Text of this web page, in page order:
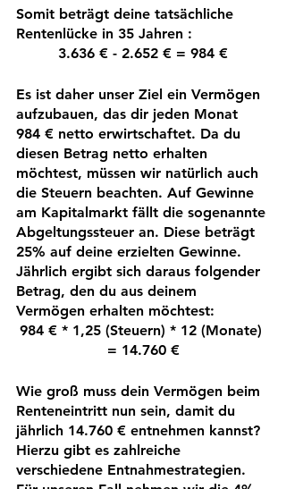
Somit beträgt deine tatsächliche
Rentenlücke in 35 Jahren :
3.636 € - 2.652 € = 984 €
Es ist daher unser Ziel ein Vermögen
aufzubauen, das dir jeden Monat
984 € netto erwirtschaftet. Da du
diesen Betrag netto erhalten
möchtest, müssen wir natürlich auch
die Steuern beachten. Auf Gewinne
am Kapitalmarkt fällt die sogenannte
Abgeltungssteuer an. Diese beträgt
25% auf deine erzielten Gewinne.
Jährlich ergibt sich daraus folgender
Betrag, den du aus deinem
Vermögen erhalten möchtest:
984 € * 1,25 (Steuern) * 12 (Monate)
= 14.760 €
Wie groß muss dein Vermögen beim
Renteneintritt nun sein, damit du
jährlich 14.760 € entnehmen kannst?
Hierzu gibt es zahlreiche
verschiedene Entnahmestrategien.